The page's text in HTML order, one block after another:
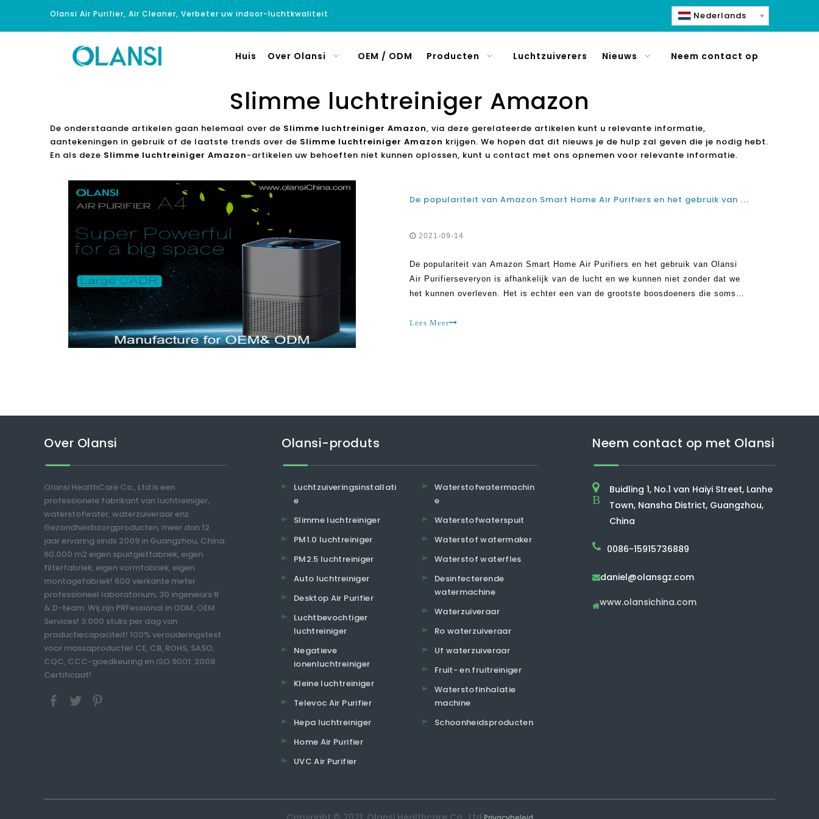
Olansi Air Purifier, Air Cleaner, Verbeter uw indoor-luchtkwaliteit Nederlands
Huis Over Olansi OEM / ODM Producten Luchtzuiverers Nieuws Neem contact op
Slimme luchtreiniger Amazon
De onderstaande artikelen gaan helemaal over de Slimme luchtreiniger Amazon, via deze gerelateerde artikelen kunt u relevante informatie,
aantekeningen in gebruik of de laatste trends over de Slimme luchtreiniger Amazon krijgen. We hopen dat dit nieuws je de hulp zal geven die je nodig hebt.
En als deze Slimme luchtreiniger Amazon-artikelen uw behoeften niet kunnen oplossen, kunt u contact met ons opnemen voor relevante informatie.
De populariteit van Amazon Smart Home Air Purifiers en het gebruik van Olansi Air Purifiers
2021-09-14
De populariteit van Amazon Smart Home Air Purifiers en het gebruik van Olansi
Air Purifierseveryon is afhankelijk van de lucht en we kunnen niet zonder dat we
het kunnen overleven. Het is echter een van de grootste boosdoeners die soms
zijn, is het schoonmaken van de lucht o geworden
Lees Meer
Over Olansi
Olansi HealthCare Co., Ltd is een
professionele fabrikant van luchtreiniger,
waterstofwater, waterzuiveraar enz.
Gezondheidszorgproducten, meer dan 12
jaar ervaring sinds 2009 in Guangzhou, China.
60.000 m2 eigen spuitgietfabriek, eigen
filterfabriek, eigen vormfabriek, eigen
montagefabriek! 600 vierkante meter
professioneel laboratorium, 30 ingenieurs R
& D-team. Wij zijn PRFessional in ODM, OEM
Services! 3.000 stuks per dag van
productiecapaciteit! 100% verouderingstest
voor massaproductie! CE, CB, ROHS, SASO,
CQC, CCC-goedkeuring en ISO 9001: 2008
Certificaat!
Olansi-produts
Luchtzuiveringsinstallati
e
Slimme luchtreiniger
PM1.0 luchtreiniger
PM2.5 luchtreiniger
Auto luchtreiniger
Desktop Air Purifier
Luchtbevochtiger
luchtreiniger
Negatieve
ionenluchtreiniger
Kleine luchtreiniger
Televoc Air Purifier
Hepa luchtreiniger
Home Air Purifier
UVC Air Purifier
Waterstofwatermachin
e
Waterstofwaterspuit
Waterstof watermaker
Waterstof waterfles
Desinfecterende
watermachine
Waterzuiveraar
Ro waterzuiveraar
Uf waterzuiveraar
Fruit- en fruitreiniger
Waterstofinhalatie
machine
Schoonheidsproducten
Neem contact op met Olansi
B
Buidling 1, No.1 van Haiyi Street, Lanhe
Town, Nansha District, Guangzhou,
China
0086-15915736889
daniel@olansgz.com
www.olansichina.com